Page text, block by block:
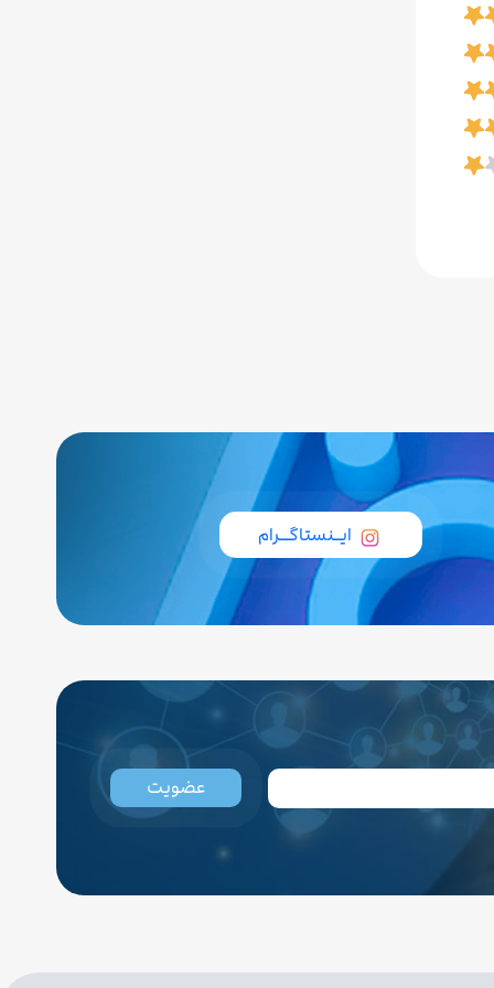
ایــنستاگـــرام
عضویت